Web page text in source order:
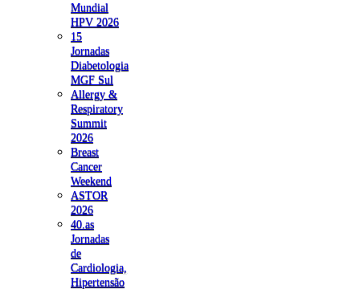
Mundial
HPV 2026
15
Jornadas
Diabetologia
MGF Sul
Allergy &
Respiratory
Summit
2026
Breast
Cancer
Weekend
ASTOR
2026
40.as
Jornadas
de
Cardiologia,
Hipertensão